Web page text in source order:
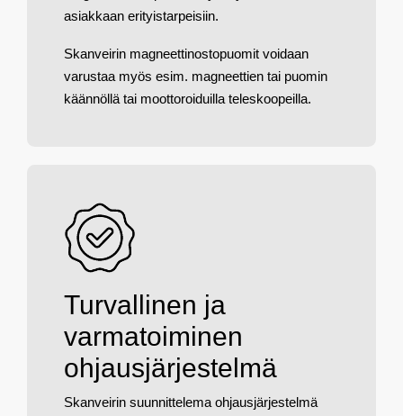
asiakkaan erityistarpeisiin.
Skanveirin magneettinostopuomit voidaan
varustaa myös esim. magneettien tai puomin
käännöllä tai moottoroiduilla teleskoopeilla.
Turvallinen ja
varmatoiminen
ohjausjärjestelmä
Skanveirin suunnittelema ohjausjärjestelmä